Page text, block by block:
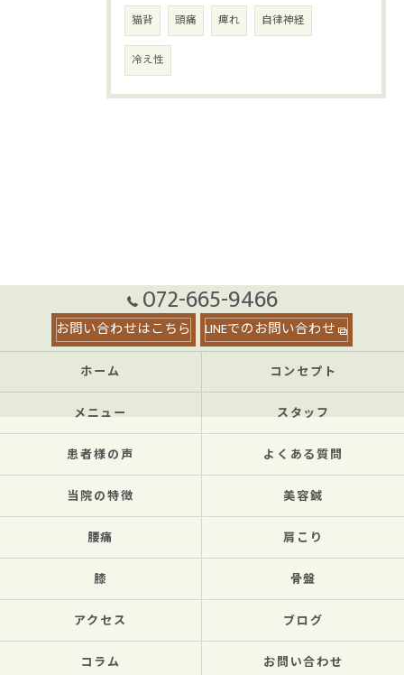
猫背 頭痛 痺れ 自律神経
冷え性
072-665-9466
お問い合わせはこちら LINEでのお問い合わせ
ホーム コンセプト
メニュー スタッフ
患者様の声 よくある質問
当院の特徴 美容鍼
腰痛 肩こり
膝 骨盤
アクセス ブログ
コラム お問い合わせ